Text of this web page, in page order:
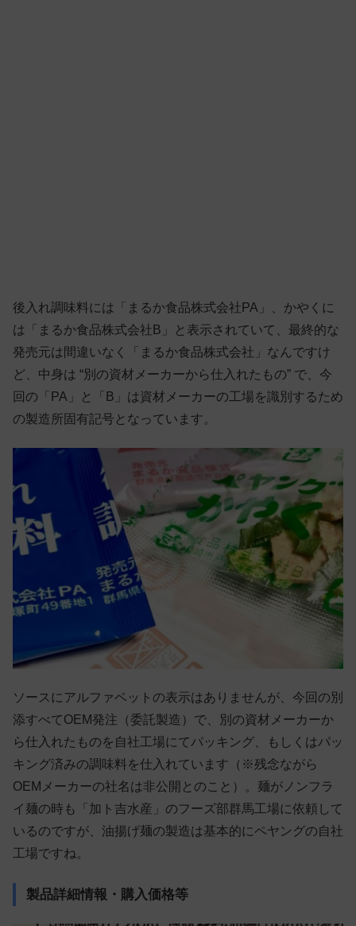
後入れ調味料には「まるか食品株式会社PA」、かやくに
は「まるか食品株式会社B」と表示されていて、最終的な
発売元は間違いなく「まるか食品株式会社」なんですけ
ど、中身は “別の資材メーカーから仕入れたもの” で、今
回の「PA」と「B」は資材メーカーの工場を識別するため
の製造所固有記号となっています。
ソースにアルファベットの表示はありませんが、今回の別
添すべてOEM発注（委託製造）で、別の資材メーカーか
ら仕入れたものを自社工場にてパッキング、もしくはパッ
キング済みの調味料を仕入れています（※残念ながら
OEMメーカーの社名は非公開とのこと）。麺がノンフラ
イ麺の時も「加ト吉水産」のフーズ部群馬工場に依頼して
いるのですが、油揚げ麺の製造は基本的にペヤングの自社
工場ですね。
製品詳細情報・購入価格等